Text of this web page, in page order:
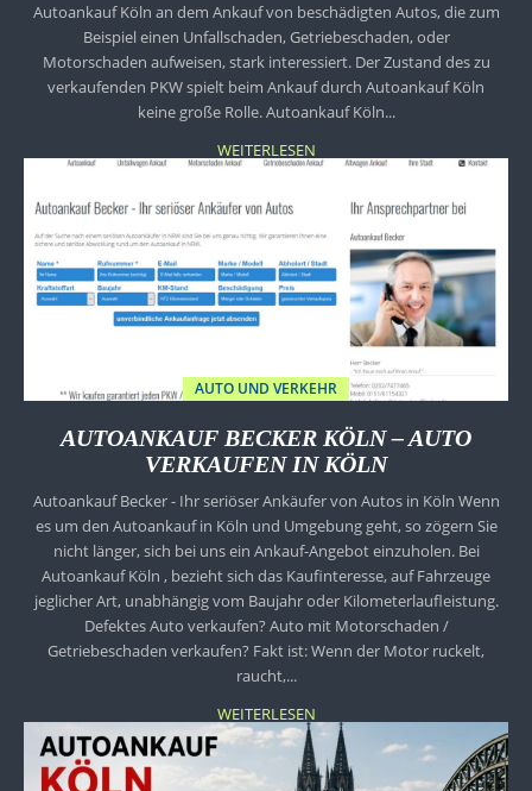
Autoankauf Köln an dem Ankauf von beschädigten Autos, die zum
Beispiel einen Unfallschaden, Getriebeschaden, oder
Motorschaden aufweisen, stark interessiert. Der Zustand des zu
verkaufenden PKW spielt beim Ankauf durch Autoankauf Köln
keine große Rolle. Autoankauf Köln...
WEITERLESEN
AUTO UND VERKEHR
AUTOANKAUF BECKER KÖLN – AUTO
VERKAUFEN IN KÖLN
Autoankauf Becker - Ihr seriöser Ankäufer von Autos in Köln Wenn
es um den Autoankauf in Köln und Umgebung geht, so zögern Sie
nicht länger, sich bei uns ein Ankauf-Angebot einzuholen. Bei
Autoankauf Köln , bezieht sich das Kaufinteresse, auf Fahrzeuge
jeglicher Art, unabhängig vom Baujahr oder Kilometerlaufleistung.
Defektes Auto verkaufen? Auto mit Motorschaden /
Getriebeschaden verkaufen? Fakt ist: Wenn der Motor ruckelt,
raucht,...
WEITERLESEN